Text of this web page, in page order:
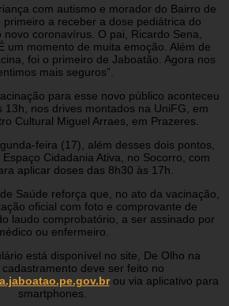
com autismo e morador do Bairro de
primeiro a receber a dose pediátrica do
coronavírus. O pai, Ricardo Sena,
um momento de muita emoção. Além de
foi o primeiro de Jaboatão. Agora nos
mais seguros”.
para esse novo público aconteceu
13h, nos drives montados na UniFG, em
Cultural Miguel Arraes, em Prazeres.
feira (17), além desses dois pontos,
Cidadania Ativa, no Socorro, com
aplicar doses das 8h30 às 17h.
Saúde reforça que, no ato da vacinação,
oficial com foto e comprovante de
laudo comprobatório, a ser assinado por
ou enfermeiro.
está disponível no site, De Olho na
deve ser feito no
ou via aplicativo para
smartphones.